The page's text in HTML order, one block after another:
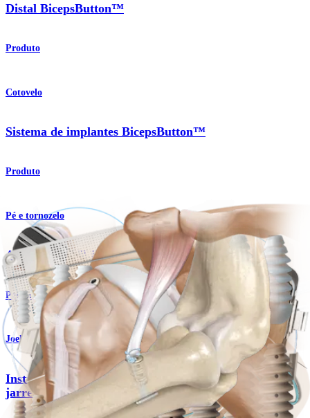
Distal BicepsButton™
Produto
Cotovelo
Sistema de implantes BicepsButton™
Produto
Pé e tornozelo
Aumento do FLH
Procedimento
Joelho
Instrumentos de preparo e extração do enxerto de
jarrete